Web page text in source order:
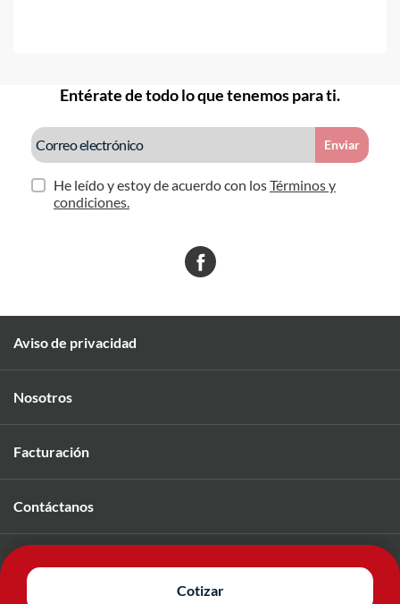
Cotizar
Entérate de todo lo que tenemos para ti.
Enviar
He leído y estoy de acuerdo con losTérminos y
condiciones.
Aviso de privacidad
Nosotros
Facturación
Contáctanos